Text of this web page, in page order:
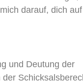
darauf, dich auf
und Deutung der